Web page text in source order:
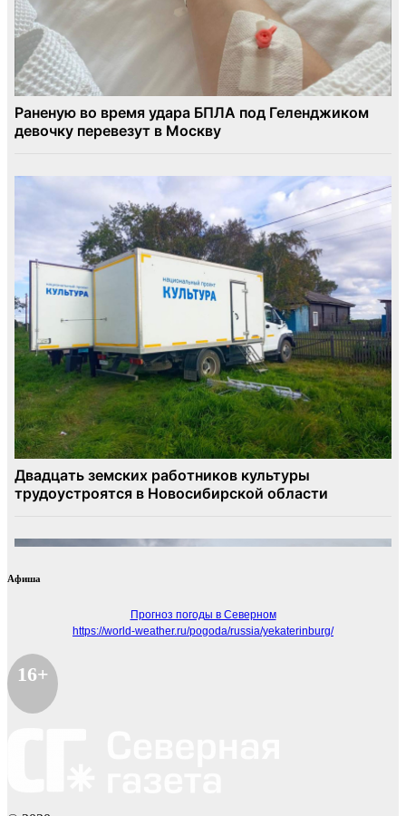
Афиша
Прогноз погоды в Северном
https://world-weather.ru/pogoda/russia/yekaterinburg/
16+